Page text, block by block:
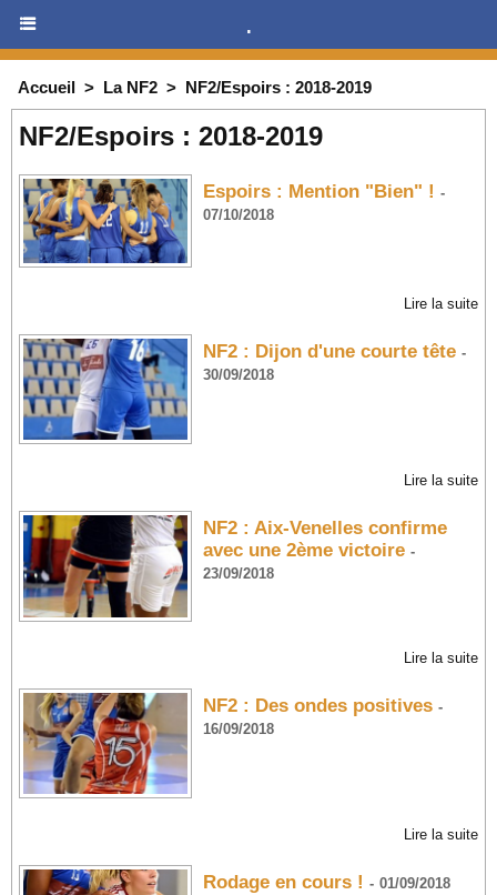
.
Accueil > La NF2 > NF2/Espoirs : 2018-2019
NF2/Espoirs : 2018-2019
Espoirs : Mention "Bien" ! -
07/10/2018
Lire la suite
NF2 : Dijon d'une courte tête -
30/09/2018
Lire la suite
NF2 : Aix-Venelles confirme
avec une 2ème victoire -
23/09/2018
Lire la suite
NF2 : Des ondes positives -
16/09/2018
Lire la suite
Rodage en cours ! - 01/09/2018